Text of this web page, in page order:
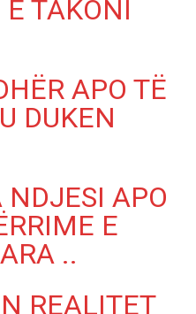
TAKONI
APO TË
DUKEN
NDJESI APO
E
..
REALITET